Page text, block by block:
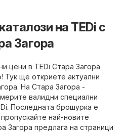
на TEDi с
Загора
цени в TEDi Стара Загора
Тук ще откриете актуални
На Стара Загора -
валидни специални
Последната брошурка е
най-новите
Загора предлага на страници